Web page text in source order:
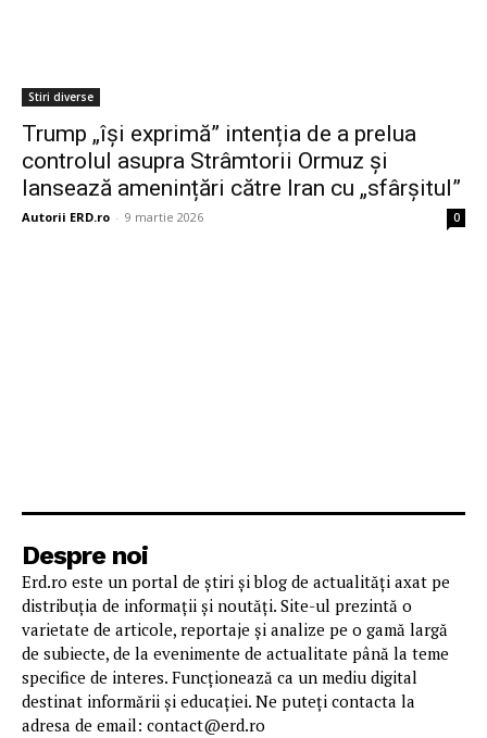
Stiri diverse
Trump „își exprimă” intenția de a prelua
controlul asupra Strâmtorii Ormuz și
lansează amenințări către Iran cu „sfârșitul”
Autorii ERD.ro - 9 martie 2026 0
Despre noi
Erd.ro este un portal de știri și blog de actualități axat pe
distribuția de informații și noutăți. Site-ul prezintă o
varietate de articole, reportaje și analize pe o gamă largă
de subiecte, de la evenimente de actualitate până la teme
specifice de interes. Funcționează ca un mediu digital
destinat informării și educației. Ne puteți contacta la
adresa de email: contact@erd.ro